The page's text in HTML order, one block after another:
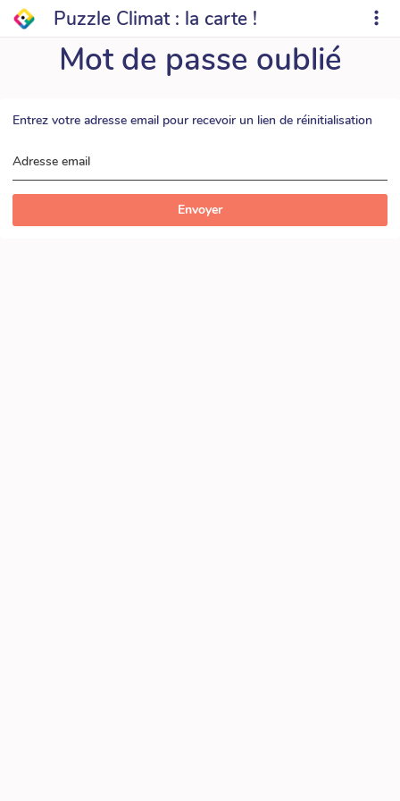
Puzzle Climat : la carte !
Mot de passe oublié
Entrez votre adresse email pour recevoir un lien de réinitialisation
Adresse email
Envoyer